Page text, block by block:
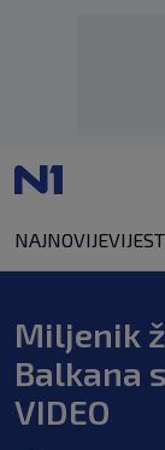
NAJNOVIJE
Miljenik
Balkana
VIDEO